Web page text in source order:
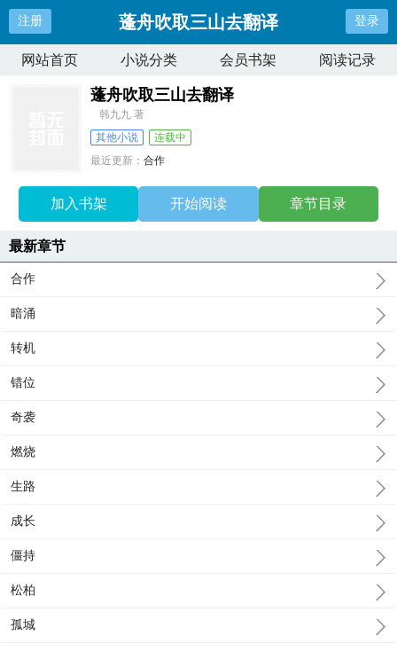
注册 蓬舟吹取三山去翻译 登录
网站首页 小说分类 会员书架 阅读记录
蓬舟吹取三山去翻译
韩九九 著
其他小说
连载中
最近更新：合作
加入书架 开始阅读 章节目录
最新章节
合作
暗涌
转机
错位
奇袭
燃烧
生路
成长
僵持
松柏
孤城